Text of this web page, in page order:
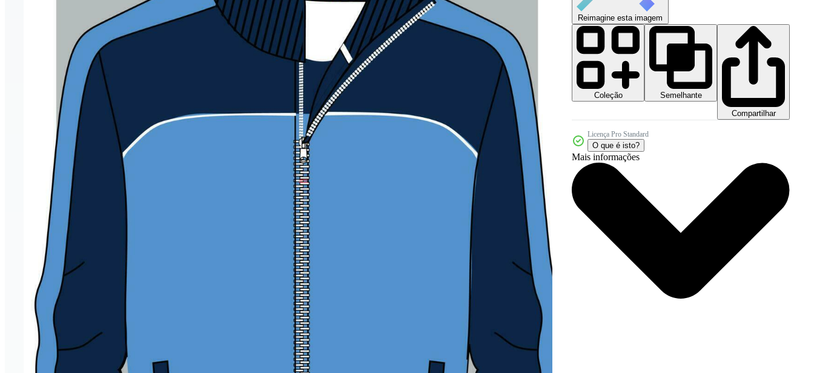
Reimagine esta imagem
Coleção
Semelhante
Compartilhar
Licença Pro Standard
O que é isto?
Mais informações